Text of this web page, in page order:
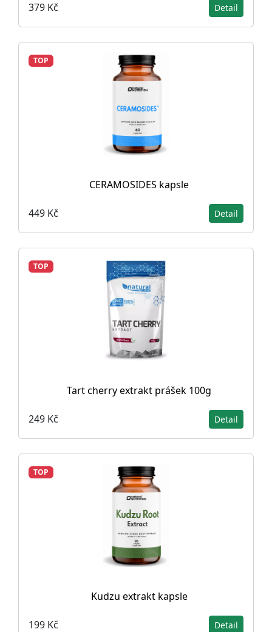
379 Kč Detail
TOP
CERAMOSIDES kapsle
449 Kč Detail
TOP
Tart cherry extrakt prášek 100g
249 Kč Detail
TOP
Kudzu extrakt kapsle
199 Kč Detail